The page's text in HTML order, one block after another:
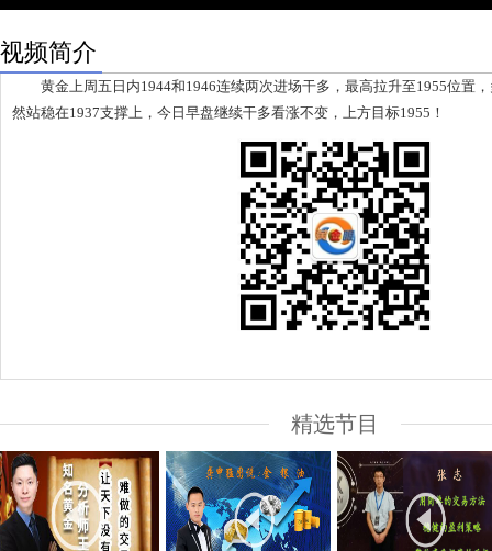
视频简介
黄金上周五日内1944和1946连续两次进场干多，最高拉升至1955位置，
然站稳在1937支撑上，今日早盘继续干多看涨不变，上方目标1955！
精选节目